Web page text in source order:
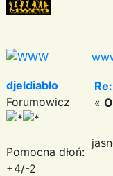
djeldiablo
Forumowicz
Pomocna dłoń:
+4/-2
«